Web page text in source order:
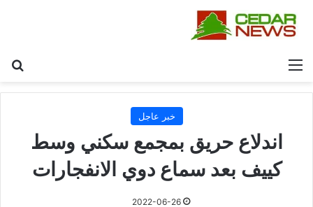
القائمة
خبر عاجل
اندلاع حريق بمجمع سكني وسط
كييف بعد سماع دوي الانفجارات
2022-06-26